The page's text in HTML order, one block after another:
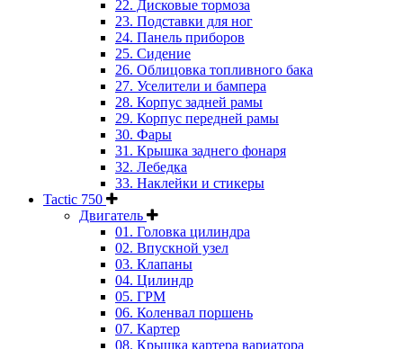
22. Дисковые тормоза
23. Подставки для ног
24. Панель приборов
25. Сидение
26. Облицовка топливного бака
27. Уселители и бампера
28. Корпус задней рамы
29. Корпус передней рамы
30. Фары
31. Крышка заднего фонаря
32. Лебедка
33. Наклейки и стикеры
Tactic 750
Двигатель
01. Головка цилиндра
02. Впускной узел
03. Клапаны
04. Цилиндр
05. ГРМ
06. Коленвал поршень
07. Картер
08. Крышка картера вариатора